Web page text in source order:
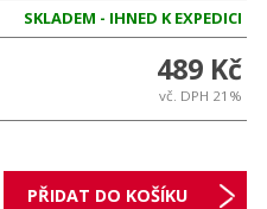
SKLADEM - IHNED K EXPEDICI
489 Kč
vč. DPH 21%